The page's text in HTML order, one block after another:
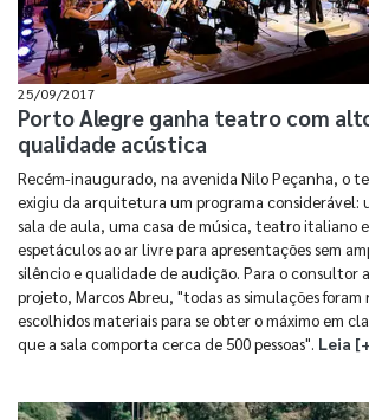
25/09/2017
Porto Alegre ganha teatro com
qualidade acústica
Recém-inaugurado, na avenida Nilo Peçanha, o
exigiu da arquitetura um programa considerável:
sala de aula, uma casa de música, teatro italiano
espetáculos ao ar livre para apresentações sem
silêncio e qualidade de audição. Para o consultor
projeto, Marcos Abreu, "todas as simulações foram
escolhidos materiais para se obter o máximo em
que a sala comporta cerca de 500 pessoas". Leia